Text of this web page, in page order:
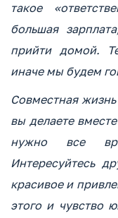
такое
большая
прийти домой.
иначе мы будем
Совместная
вы делаете
нужно все
Интересуйтесь
красивое и
этого и чувство